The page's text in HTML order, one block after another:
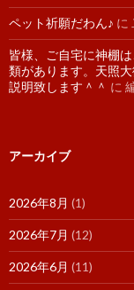
ペット祈願だわん♪ に
皆様、ご自宅に神棚
類があります。天照
説明致します＾＾ に
アーカイブ
2026年8月 (1)
2026年7月 (12)
2026年6月 (11)